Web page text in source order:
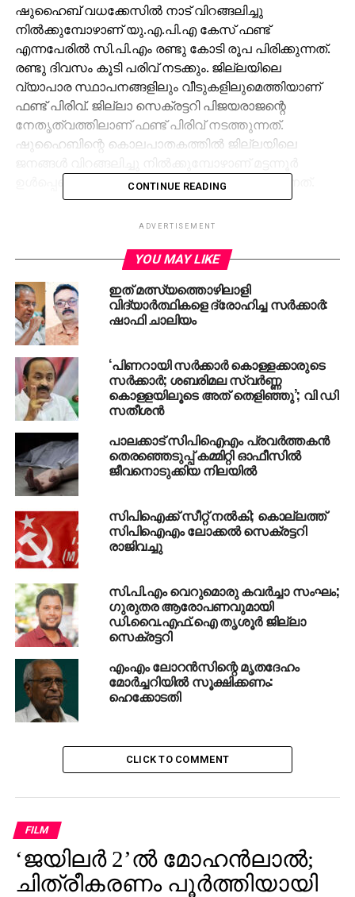
ഷുഹൈബ് വധക്കേസില്‍ നാട് വിറങ്ങലിച്ചു
നില്‍ക്കുമ്പോഴാണ് യു.എ.പി.എ കേസ് ഫണ്ട്
എന്നപേരില്‍ സി.പി.എം രണ്ടു കോടി രൂപ പിരിക്കുന്നത്.
രണ്ടു ദിവസം കൂടി പരിവ് നടക്കും. ജില്ലയിലെ
വ്യാപാര സ്ഥാപനങ്ങളിലും വീടുകളിലുമെത്തിയാണ്
ഫണ്ട് പിരിവ്. ജില്ലാ സെക്രട്ടറി പിജയരാജന്റെ
നേതൃത്വത്തിലാണ് ഫണ്ട് പിരിവ് നടത്തുന്നത്.
ഷുഹൈബിന്റെ കൊലപാതകത്തില്‍ ജില്ലയിലെ
ഉള്‍പ്പെടെയുള്ള പ്രദേശങ്ങളില്‍ ഫണ്ട് പിരിക്കുന്നത്.
പി.ജയരാജന്‍ ഉള്‍പ്പെടെ 25 പ്രതികളാണുള്ളത് . 15
ഓളം പ്രതികള്‍ വിചാരണ തടവുകാരായി ജയിലിലാണ്.
ഇതു പാര്‍ട്ടിക്കു വലിയ പ്രതിസന്ധിയാണ് ഉണ്ടാക്കിയത്.
40 മാസത്തോളമായി ജയിലില്‍ കഴിയുന്നവരുടെ
കുടുംബ കാര്യങ്ങള്‍ പാര്‍ട്ടിയാണ്‌നോക്കുന്നത്.
പലകേസുകളിലും സി.പി.എം ഫണ്ട് പിരിവ്
നടത്താറുണ്ടെങ്കിലും ജില്ലാ സെക്രട്ടറി ഉള്‍പ്പെട്ട കേസ്
എന്നനിലയിലാണ് ഭീമമായ തുക ലക്ഷ്യം വെക്കുന്നത്.
UP NEXT
കെ.എസ്.യു സമ്മേളനത്തിന് നേരെ സിപിഎം
ആക്രമണം; നഗരത്തില്‍ ഞായറാഴ്ച ഹര്‍ത്താല്‍
DON'T MISS
കോഴിക്കോടിനെന്ത് കൊല്‍ക്കത്ത; ഈസ്റ്റ്
ബംഗാളിനെ അട്ടിമറിച്ച് കേരളാ എഫ്.സി
CONTINUE READING
ADVERTISEMENT
YOU MAY LIKE
ഇത് മത്സ്യത്തൊഴിലാളി
വിദ്യാര്‍ത്ഥികളെ ദ്രോഹിച്ച സര്‍ക്കാര്‍:
ഷാഫി ചാലിയം
‘പിണറായി സര്‍ക്കാര്‍ കൊള്ളക്കാരുടെ
സര്‍ക്കാര്‍; ശബരിമല സ്വര്‍ണ്ണ
കൊളളയിലൂടെ അത് തെളിഞ്ഞു’; വി ഡി
സതീശന്‍
പാലക്കാട് സിപിഐഎം പ്രവര്‍ത്തകന്‍
തെരഞ്ഞെടുപ്പ് കമ്മിറ്റി ഓഫീസില്‍
ജീവനൊടുക്കിയ നിലയില്‍
സിപിഐക്ക് സീറ്റ് നല്‍കി; കൊല്ലത്ത്
സിപിഐഎം ലോക്കല്‍ സെക്രട്ടറി
രാജിവച്ചു
സി.പി.എം വെറുമൊരു കവര്‍ച്ചാ സംഘം;
ഗുരുതര ആരോപണവുമായി
ഡി.വൈ.എഫ്.ഐ തൃശൂര്‍ ജില്ലാ
സെക്രട്ടറി
എംഎം ലോറന്‍സിന്റെ മൃതദേഹം
മോര്‍ച്ചറിയില്‍ സൂക്ഷിക്കണം:
ഹെക്കോടതി
CLICK TO COMMENT
FILM
‘ജയിലര്‍ 2’ല്‍ മോഹന്‍ലാല്‍;
ചിത്രീകരണം പൂര്‍ത്തിയായി